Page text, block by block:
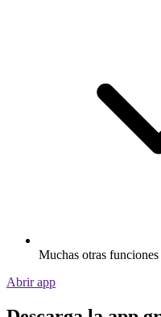
Muchas otras
Abrir app